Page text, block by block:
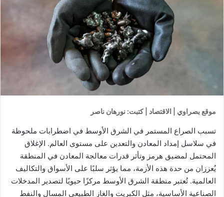
موقع بصراوي | الاقتصاد | كتبت: نورهان ناصر
تسبب الصراع المستمر في الشرق الأوسط في اضطرابات ملحوظة
في سلاسل إمداد المعادن والتعدين على مستوى العالم. الإغلاق
المحتمل لمضيق هرمز وتأثر قدرات معالجة المعادن في المنطقة
يُعززان من حدة هذه الأزمة، مما يؤثر سلبًا على الأسواق والتكاليف
العالمية. تُعتبر منطقة الشرق الأوسط مركزًا حيويًا لتصدير المدخلات
الصناعية الأساسية، مثل الكبريت والغاز الطبيعي المسال والنفط